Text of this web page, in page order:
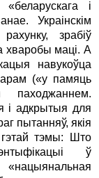
і
Украінскім
зрабіў
хваробы маці. А
навукоўца
(«у памяць
паходжаннем.
і адкрытыя для
пытанняў, якія
тэмы: Што
ў